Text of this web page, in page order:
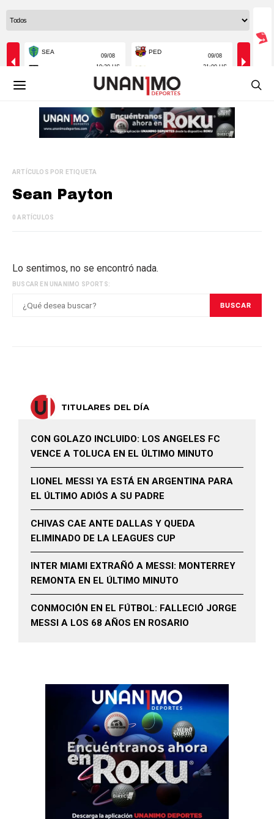
ARTÍCULOS POR ETIQUETA
Sean Payton
0 ARTÍCULOS
Lo sentimos, no se encontró nada.
BUSCAR EN UNANIMO SPORTS:
BUSCAR
TITULARES DEL DÍA
CON GOLAZO INCLUIDO: LOS ANGELES FC
VENCE A TOLUCA EN EL ÚLTIMO MINUTO
LIONEL MESSI YA ESTÁ EN ARGENTINA PARA
EL ÚLTIMO ADIÓS A SU PADRE
CHIVAS CAE ANTE DALLAS Y QUEDA
ELIMINADO DE LA LEAGUES CUP
INTER MIAMI EXTRAÑÓ A MESSI: MONTERREY
REMONTA EN EL ÚLTIMO MINUTO
CONMOCIÓN EN EL FÚTBOL: FALLECIÓ JORGE
MESSI A LOS 68 AÑOS EN ROSARIO